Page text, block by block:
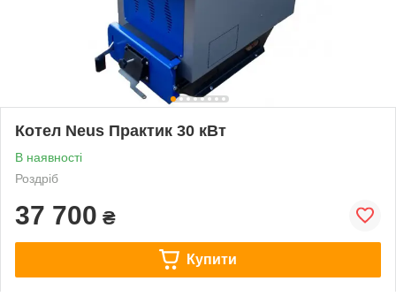
Котел Neus Практик 30 кВт
В наявності
Роздріб
37 700 ₴
Купити